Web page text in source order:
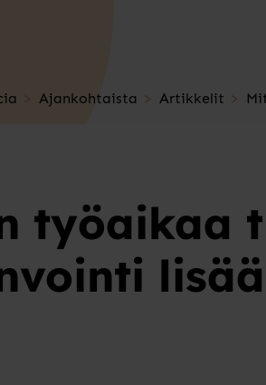
Ajankohtaista Artikkelit
työaikaa